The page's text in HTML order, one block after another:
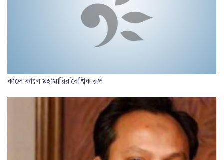
কালে কালে মহামারির বৈশ্বিক রূপ